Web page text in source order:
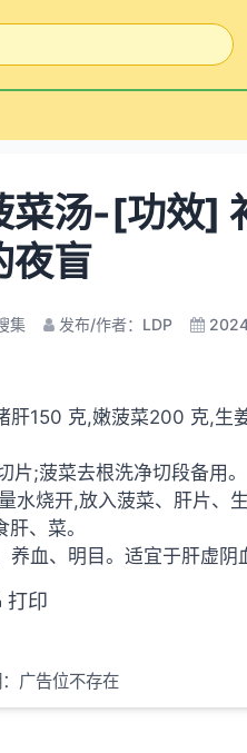
菜汤-[功效]
夜盲
集 发布/作者：LDP
肝150 克,嫩菠菜200 克,生
片;菠菜去根洗净切段备用。
水烧开,放入菠菜、肝片、
、菜。
养血、明目。适宜于肝虚阴
打印
广告位不存在